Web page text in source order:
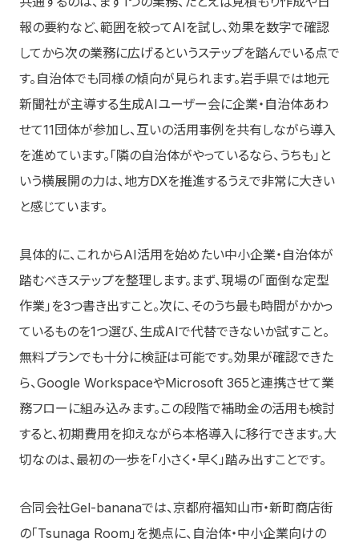
報の要約など、範囲を絞ってAIを試し、効果を数字で確認
してから次の業務に広げるというステップを踏んでいる点で
す。自治体でも同様の傾向が見られます。岩手県では地元
新聞社が主導する生成AIユーザー会に企業・自治体あわ
せて11団体が参加し、互いの活用事例を共有しながら導入
を進めています。「隣の自治体がやっているなら、うちも」と
いう横展開の力は、地方DXを推進するうえで非常に大きい
と感じています。
具体的に、これからAI活用を始めたい中小企業・自治体が
踏むべきステップを整理します。まず、現場の「面倒な定型
作業」を3つ書き出すこと。次に、そのうち最も時間がかかっ
ているものを1つ選び、生成AIで代替できないか試すこと。
無料プランでも十分に検証は可能です。効果が確認できた
ら、Google WorkspaceやMicrosoft 365と連携させて業
務フローに組み込みます。この段階で補助金の活用も検討
すると、初期費用を抑えながら本格導入に移行できます。大
切なのは、最初の一歩を「小さく・早く」踏み出すことです。
合同会社Gel-bananaでは、京都府福知山市・新町商店街
の「Tsunaga Room」を拠点に、自治体・中小企業向けの